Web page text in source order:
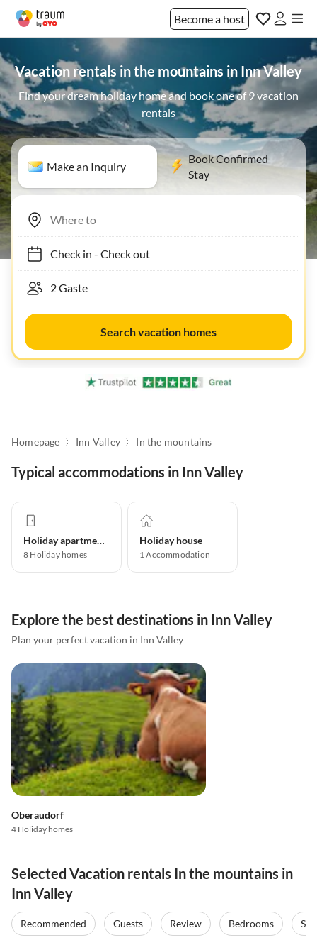
Become a host
Vacation rentals in the mountains in Inn Valley
Find your dream holiday home and book one of 9 vacation
rentals
Make an Inquiry
Book Confirmed
Stay
Check in- Check out
Search vacation homes
Homepage Inn Valley In the mountains
Typical accommodations in Inn Valley
Holiday apartment
8 Holiday homes
Holiday house
1Accommodation
Explore the best destinations in Inn Valley
Plan your perfect vacation in Inn Valley
Oberaudorf
4 Holiday homes
Selected Vacation rentals In the mountains in
Inn Valley
Recommended Guests Review Bedrooms